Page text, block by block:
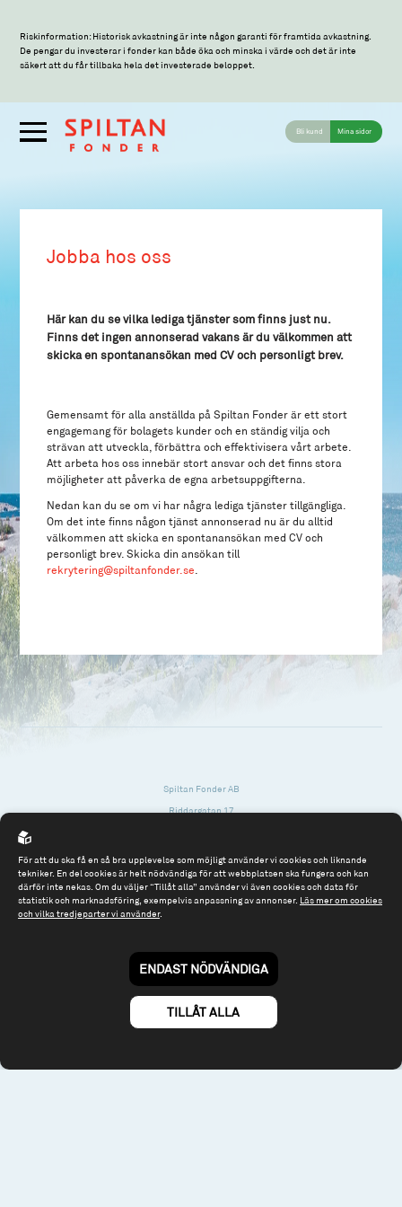
Riskinformation: Historisk avkastning är inte någon garanti för framtida avkastning.
De pengar du investerar i fonder kan både öka och minska i värde och det är inte
säkert att du får tillbaka hela det investerade beloppet.
Bli kund Mina sidor
Jobba hos oss
Här kan du se vilka lediga tjänster som finns just nu.
Finns det ingen annonserad vakans är du välkommen att
skicka en spontanansökan med CV och personligt brev.
Gemensamt för alla anställda på Spiltan Fonder är ett stort
engagemang för bolagets kunder och en ständig vilja och
strävan att utveckla, förbättra och effektivisera vårt arbete.
Att arbeta hos oss innebär stort ansvar och det finns stora
möjligheter att påverka de egna arbetsuppgifterna.
Nedan kan du se om vi har några lediga tjänster tillgängliga.
Om det inte finns någon tjänst annonserad nu är du alltid
välkommen att skicka en spontanansökan med CV och
personligt brev. Skicka din ansökan till
rekrytering@spiltanfonder.se
Spiltan Fonder AB
Riddargatan 17
Tel: 08 - 545 813 40
fonder@spiltanfonder.se
Om webbplatsen & cookies
Risk och rådgivning
© 2026 - Spiltan Fonder AB
BySphinxly
För att du ska få en så bra upplevelse som möjligt använder vi cookies och liknande
tekniker. En del cookies är helt nödvändiga för att webbplatsen ska fungera och kan
därför inte nekas. Om du väljer “Tillåt alla” använder vi även cookies och data för
statistik och marknadsföring, exempelvis anpassning av annonser. Läs mer om cookies
och vilka tredjeparter vi använder.
ENDAST NÖDVÄNDIGA
TILLÅT ALLA